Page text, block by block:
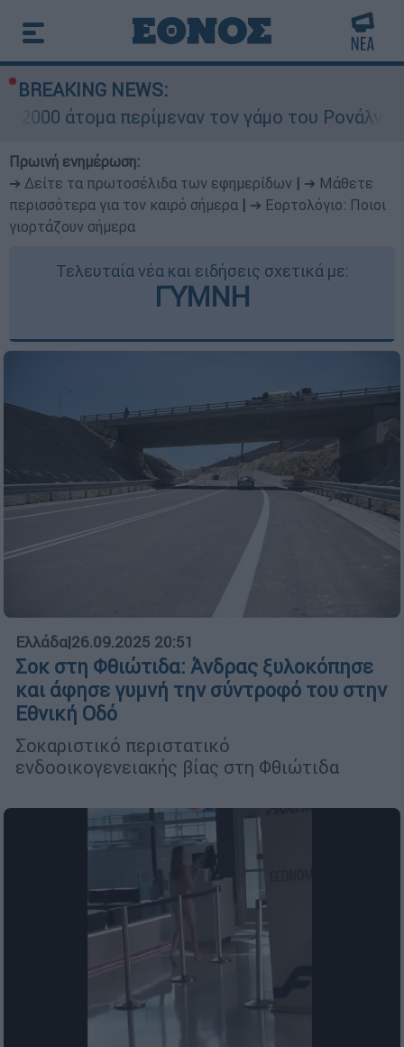
BREAKING NEWS:
περίμεναν τον γάμο του Ρονάλντο στη
Πρωινή ενημέρωση:
➔ Δείτε τα πρωτοσέλιδα των εφημερίδων
➔ Μάθετε
περισσότερα για τον καιρό σήμερα
➔ Εορτολόγιο: Ποιοι
γιορτάζουν σήμερα
Τελευταία νέα και ειδήσεις σχετικά με:
ΓΥΜΝΗ
Ελλάδα|26.09.2025 20:51
Σοκ στη Φθιώτιδα: Άνδρας ξυλοκόπησε
και άφησε γυμνή την σύντροφό του στην
Εθνική Οδό
Σοκαριστικό περιστατικό
ενδοοικογενειακής βίας στη Φθιώτιδα